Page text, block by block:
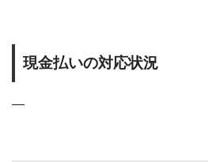
現金払いの対応状況
―